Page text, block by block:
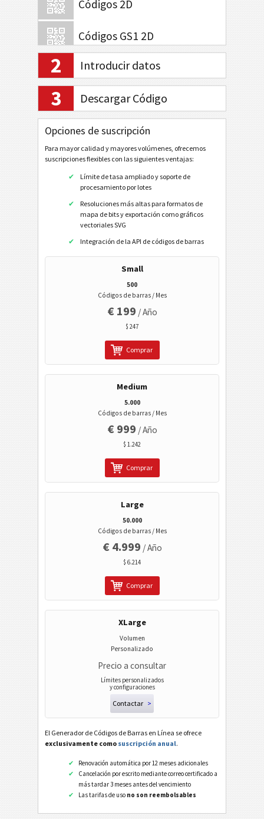
Códigos 2D
Códigos GS1 2D
Banca electrónica / SEPA
Mobile Tagging
Códigos de sanidad
Códigos ISBN
Tarjetas de visita
Eventos
Código Wi-Fi
2 Introducir datos
3 Descargar Código
Opciones de suscripción
Para mayor calidad y mayores volúmenes, ofrecemos
suscripciones flexibles con las siguientes ventajas:
Límite de tasa ampliado y soporte de
procesamiento por lotes
Resoluciones más altas para formatos de
mapa de bits y exportación como gráficos
vectoriales SVG
Integración de la API de códigos de barras
Small
500
Códigos de barras / Mes
€ 199 / Año
$ 247
Comprar
Medium
5.000
Códigos de barras / Mes
€ 999 / Año
$ 1.242
Comprar
Large
50.000
Códigos de barras / Mes
€ 4.999 / Año
$ 6.214
Comprar
XLarge
Volumen
Personalizado
Precio a consultar
Límites personalizados
y configuraciones
Contactar >
El Generador de Códigos de Barras en Línea se ofrece
exclusivamente como suscripción anual.
Renovación automática por 12 meses adicionales
Cancelación por escrito mediante correo certificado a
más tardar 3 meses antes del vencimiento
Las tarifas de uso no son reembolsables